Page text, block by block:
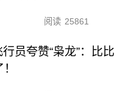
阅读 25861
员夸赞“枭龙”：比比